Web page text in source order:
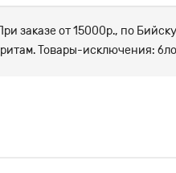
заказе от 15000р., по
Товары-исключения: